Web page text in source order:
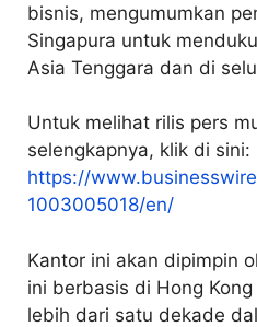
bisnis, mengumumkan
Singapura untuk
Asia Tenggara dan di
Untuk melihat rilis pers
selengkapnya, klik di sini:
https://
1003005018/en/
Kantor ini akan dipimpin
ini berbasis di Hong
lebih dari satu dekade